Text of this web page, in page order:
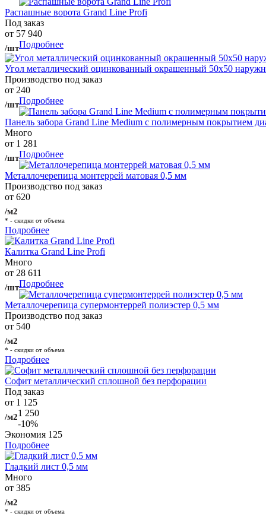
Распашные ворота Grand Line Profi
Под заказ
от 57 940
/штПодробнее
Угол металлический оцинкованный окрашенный 50х50
Производство под заказ
от 240
/штПодробнее
Панель забора Grand Line Medium с полимерным покрытием
Много
от 1 281
/штПодробнее
Металлочерепица монтеррей матовая 0,5 мм
Производство под заказ
от 620
/м2
* - скидки от объема
Подробнее
Калитка Grand Line Profi
Много
от 28 611
/штПодробнее
Металлочерепица супермонтеррей полиэстер 0,5 мм
Производство под заказ
от 540
/м2
* - скидки от объема
Подробнее
Софит металлический сплошной без перфорации
Под заказ
от 1 125
/м21 250
-10%
Экономия 125
Подробнее
Гладкий лист 0,5 мм
Много
от 385
/м2
* - скидки от объема